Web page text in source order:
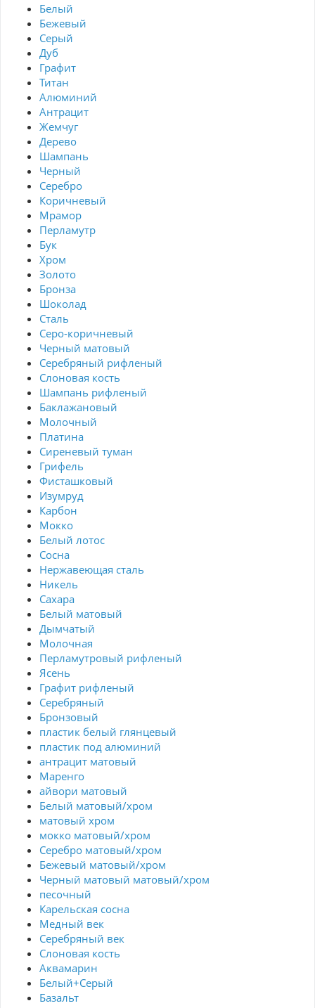
Белый
Бежевый
Серый
Дуб
Графит
Титан
Алюминий
Антрацит
Жемчуг
Дерево
Шампань
Черный
Серебро
Коричневый
Мрамор
Перламутр
Бук
Хром
Золото
Бронза
Шоколад
Сталь
Серо-коричневый
Черный матовый
Серебряный рифленый
Слоновая кость
Шампань рифленый
Баклажановый
Молочный
Платина
Сиреневый туман
Грифель
Фисташковый
Изумруд
Карбон
Мокко
Белый лотос
Сосна
Нержавеющая сталь
Никель
Сахара
Белый матовый
Дымчатый
Молочная
Перламутровый рифленый
Ясень
Графит рифленый
Серебряный
Бронзовый
пластик белый глянцевый
пластик под алюминий
антрацит матовый
Маренго
айвори матовый
Белый матовый/хром
матовый хром
мокко матовый/хром
Серебро матовый/хром
Бежевый матовый/хром
Черный матовый матовый/хром
песочный
Карельская сосна
Медный век
Серебряный век
Cлоновая кость
Аквамарин
Белый+Серый
Базальт